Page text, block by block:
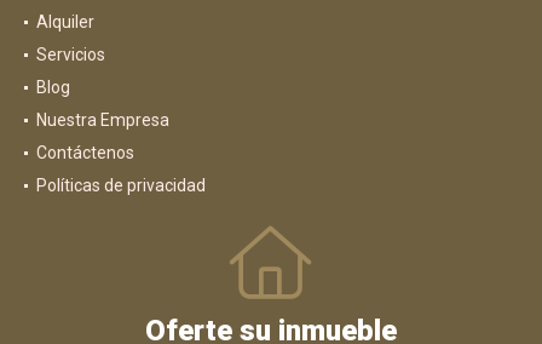
Alquiler
Servicios
Blog
Nuestra Empresa
Contáctenos
Políticas de privacidad
Oferte su inmueble